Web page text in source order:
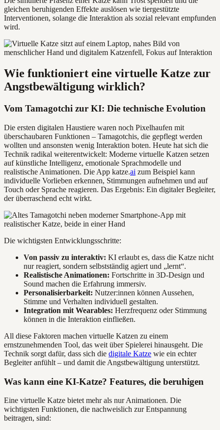
gleichen beruhigenden Effekte auslösen wie tiergestützte
Interventionen, solange die Interaktion als sozial relevant empfunden
wird.
Wie funktioniert eine virtuelle Katze zur
Angstbewältigung wirklich?
Vom Tamagotchi zur KI: Die technische Evolution
Die ersten digitalen Haustiere waren noch Pixelhaufen mit
überschaubaren Funktionen – Tamagotchis, die gepflegt werden
wollten und ansonsten wenig Interaktion boten. Heute hat sich die
Technik radikal weiterentwickelt: Moderne virtuelle Katzen setzen
auf künstliche Intelligenz, emotionale Sprachmodelle und
realistische Animationen. Die App katze.ai zum Beispiel kann
individuelle Vorlieben erkennen, Stimmungen aufnehmen und auf
Touch oder Sprache reagieren. Das Ergebnis: Ein digitaler Begleiter,
der überraschend echt wirkt.
Die wichtigsten Entwicklungsschritte:
Von passiv zu interaktiv: KI erlaubt es, dass die Katze nicht
nur reagiert, sondern selbstständig agiert und „lernt“.
Realistische Animationen: Fortschritte in 3D-Design und
Sound machen die Erfahrung immersiv.
Personalisierbarkeit: Nutzer:innen können Aussehen,
Stimme und Verhalten individuell gestalten.
Integration mit Wearables: Herzfrequenz oder Stimmung
können in die Interaktion einfließen.
All diese Faktoren machen virtuelle Katzen zu einem
ernstzunehmenden Tool, das weit über Spielerei hinausgeht. Die
Technik sorgt dafür, dass sich die digitale Katze wie ein echter
Begleiter anfühlt – und damit die Angstbewältigung unterstützt.
Was kann eine KI-Katze? Features, die beruhigen
Eine virtuelle Katze bietet mehr als nur Animationen. Die
wichtigsten Funktionen, die nachweislich zur Entspannung
beitragen, sind: